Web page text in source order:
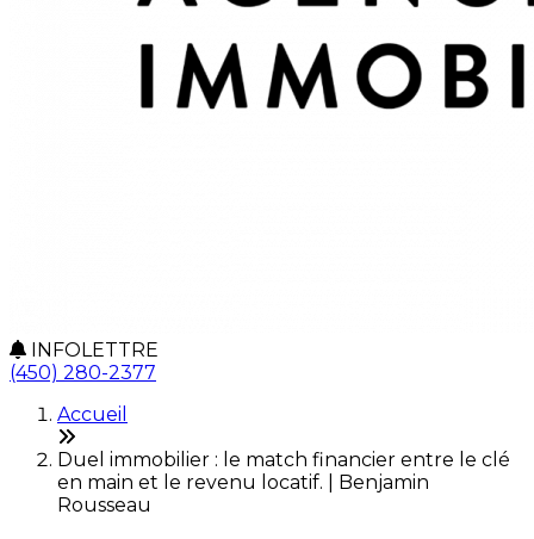
INFOLETTRE
(450) 280-2377
Accueil
Duel immobilier : le match financier entre le clé
en main et le revenu locatif. | Benjamin
Rousseau